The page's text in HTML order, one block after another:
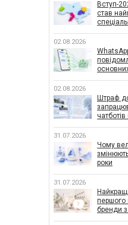
Вступ-
став
02.08.2026
02.08.2026
Штраф
чатботів
31.07.2026
Чому
роки
31.07.2026
першого
бренди